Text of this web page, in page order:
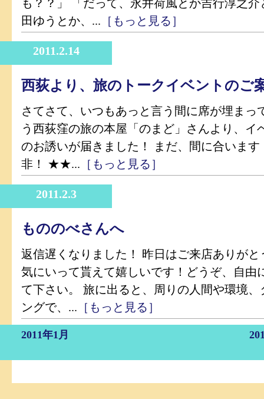
も？？」 「だって、永井荷風とか吉行淳之介
田ゆうとか、... ［もっと見る］
2011.2.14
西荻より、旅のトークイベントのご
さてさて、いつもあっと言う間に席が埋まっ
う西荻窪の旅の本屋「のまど」さんより、イ
のお誘いが届きました！ まだ、間に合います
非！ ★★... ［もっと見る］
2011.2.3
もののべさんへ
返信遅くなりました！ 昨日はご来店ありがと
気にいって貰えて嬉しいです！どうぞ、自由
て下さい。 旅に出ると、周りの人間や環境、
ングで、... ［もっと見る］
2011年1月